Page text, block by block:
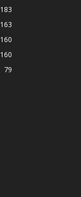
183
163
160
160
79